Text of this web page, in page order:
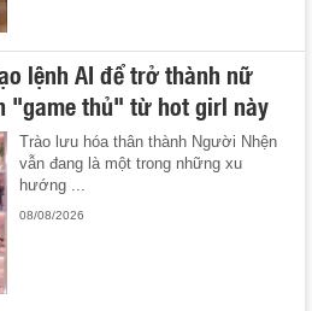
lệnh AI để trở thành nữ
"game thủ" từ hot girl này
Trào lưu hóa thân thành Người Nhện
vẫn đang là một trong những xu
hướng ...
08/08/2026